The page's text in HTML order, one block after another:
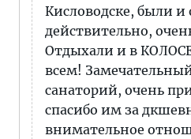
Кисловодске, были и
действительно,
Отдыхали и в
всем!
санаторий, очень
спасибо им за
внимательное